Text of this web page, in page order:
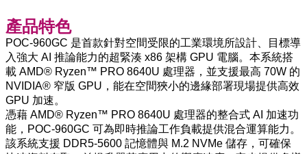
產品特色
POC-960GC 是首款針對空間受限的工業環境所設計、目標導
入強大 AI 推論能力的超緊湊 x86 架構 GPU 電腦。本系統搭
載 AMD® Ryzen™ PRO 8640U 處理器，並支援最高 70W 的
NVIDIA® 窄版 GPU，能在空間狹小的邊緣部署現場提供高效
GPU 加速。
憑藉 AMD® Ryzen™ PRO 8640U 處理器的整合式 AI 加速功
能，POC-960GC 可為即時推論工作負載提供混合運算能力。
該系統支援 DDR5-5600 記憶體與 M.2 NVMe 儲存，可確保